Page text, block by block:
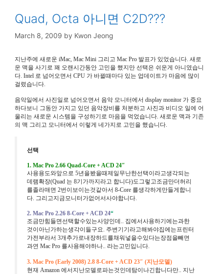
Quad, Octa 아니면 C2D???
March 8, 2009 by Kwon Jeong
지난주에 새로운 iMac, Mac Mini 그리고 Mac Pro 발표가 있었습니다. 새로
운 맥을 사기로 꽤 오랜시간동안 고민을 했지만 선택은 쉬운게 아니였습니
다. Intel 로 넘어오면서 CPU 가 바뀔때마다 있는 업데이트가 마음에 많이
걸렸습니다.
음악일에서 사진일로 넘어오면서 음악 모니터에서 display monitor 가 중요
하다보니 그동안 가지고 있던 음악장비를 처분하고 사진과 비디오 일에 어
울리는 새로운 시스템을 구성하기로 마음을 먹었습니다. 새로운 맥과 기존
의 맥 그리고 모니터에서 이렇게 네가지로 고민을 했습니다.
선택
1. Mac Pro 2.66 Quad-Core + ACD 24″
사용용도와앞으로 5년을봤을때제일무난한선택이라고생각되는
데램확장(Quad 는 8기가까지라고 합니다)도그렇고조금만더허리
를졸라매면 2번이보이는것같아서 8-Core 를생각하게만들게합니
다 그리고지금모니터가없어서사야합니다
2. Mac Pro 2.26 8-Core + ACD 24“
조금만힘들면선택할수있는사양인데
집에서사용하기에는과한
것이아닌가하는생각이들구요
주변기기라고해봐야집에는프린터
가전부라서 3개추가로내장하드를채워넣을수있다는장점을빼면
과연 Mac Pro 를사용해야하나 라는고민입니다
3. Mac Pro (Early 2008) 2.8 8-Core + ACD 23″ (지난모델)
현재 Amazon 에서지난모델로파는것인데탐이나긴합니다만
지난